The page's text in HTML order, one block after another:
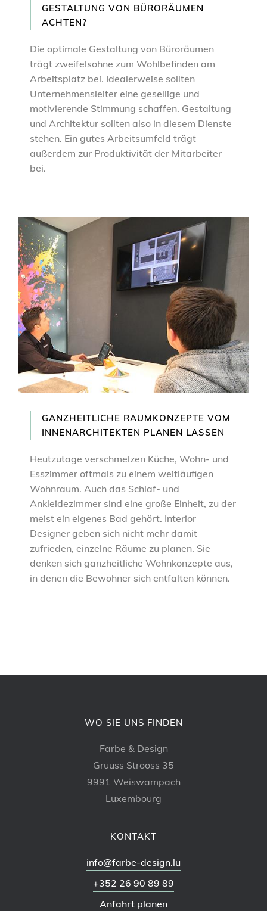
GESTALTUNG VON BÜRORÄUMEN
ACHTEN?
Die optimale Gestaltung von Büroräumen
trägt zweifelsohne zum Wohlbefinden am
Arbeitsplatz bei. Idealerweise sollten
Unternehmensleiter eine gesellige und
motivierende Stimmung schaffen. Gestaltung
und Architektur sollten also in diesem Dienste
stehen. Ein gutes Arbeitsumfeld trägt
außerdem zur Produktivität der Mitarbeiter
bei.
GANZHEITLICHE RAUMKONZEPTE VOM
INNENARCHITEKTEN PLANEN LASSEN
Heutzutage verschmelzen Küche, Wohn- und
Esszimmer oftmals zu einem weitläufigen
Wohnraum. Auch das Schlaf- und
Ankleidezimmer sind eine große Einheit, zu der
meist ein eigenes Bad gehört. Interior
Designer geben sich nicht mehr damit
zufrieden, einzelne Räume zu planen. Sie
denken sich ganzheitliche Wohnkonzepte aus,
in denen die Bewohner sich entfalten können.
WO SIE UNS FINDEN
Farbe & Design
Gruuss Strooss 35
9991 Weiswampach
Luxembourg
KONTAKT
info@farbe-design.lu
+352 26 90 89 89
Anfahrt planen